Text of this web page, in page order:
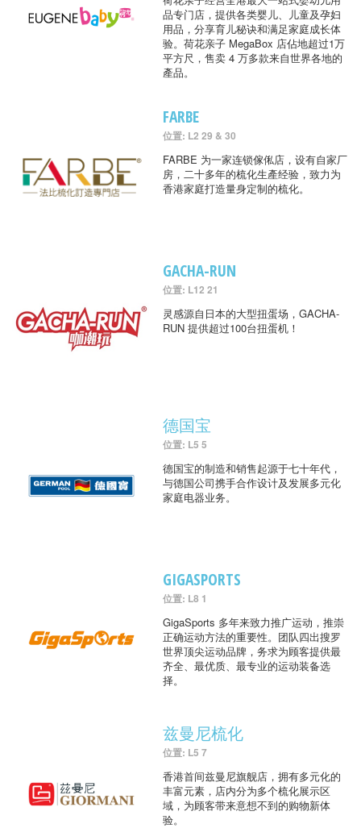
品专门店，提供各类婴儿、儿童及孕妇
用品，分享育儿秘诀和满足家庭成长体
验。荷花亲子 MegaBox 店佔地超过1万
平方尺，售卖 4 万多款来自世界各地的
產品。
FARBE
位置: L2 29 & 30
FARBE 为一家连锁傢俬店，设有自家厂
房，二十多年的梳化生產经验，致力为
香港家庭打造量身定制的梳化。
GACHA-RUN
位置: L12 21
灵感源自日本的大型扭蛋场，GACHA-
RUN 提供超过100台扭蛋机！
德国宝
位置: L5 5
德国宝的制造和销售起源于七十年代，
与德国公司携手合作设计及发展多元化
家庭电器业务。
GIGASPORTS
位置: L8 1
GigaSports 多年来致力推广运动，推崇
正确运动方法的重要性。团队四出搜罗
世界顶尖运动品牌，务求为顾客提供最
齐全、最优质、最专业的运动装备选
择。
兹曼尼梳化
位置: L5 7
香港首间兹曼尼旗舰店，拥有多元化的
丰富元素，店内分为多个梳化展示区
域，为顾客带来意想不到的购物新体
验。